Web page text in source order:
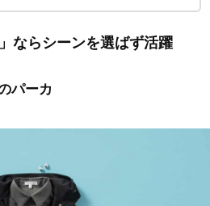
ならシーンを選ばず活躍
パーカ